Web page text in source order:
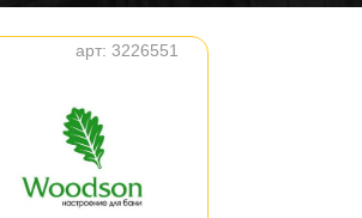
арт: 3226551